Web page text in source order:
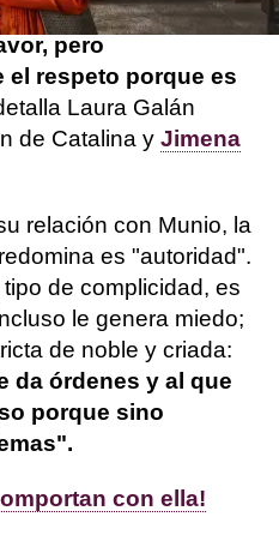
ella, también me
pero
el respeto porque es
Laura Galán
de Catalina y Jimena
relación con Munio, la
es "autoridad".
de complicidad, es
le genera miedo;
de noble y criada:
da órdenes y al que
porque sino
con ella!